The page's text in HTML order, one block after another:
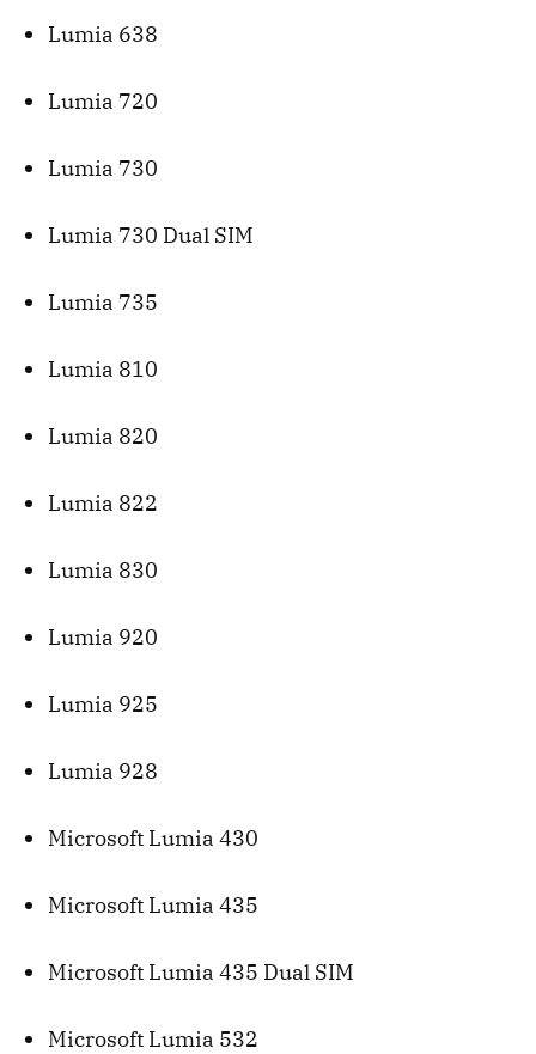
Lumia 638
Lumia 720
Lumia 730
Lumia 730 Dual SIM
Lumia 735
Lumia 810
Lumia 820
Lumia 822
Lumia 830
Lumia 920
Lumia 925
Lumia 928
Microsoft Lumia 430
Microsoft Lumia 435
Microsoft Lumia 435 Dual SIM
Microsoft Lumia 532